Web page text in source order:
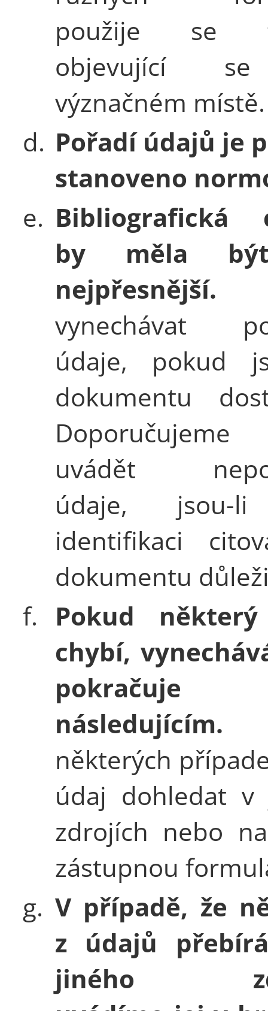
použije se
objevující
význačném místě.
d. Pořadí údajů je
stanoveno
e. Bibliografická
by měla
vynechávat
údaje, pokud
dokumentu
uvádět
údaje, jsou-
identifikaci
dokumentu
f.
Pokud
chybí,
některých
údaj dohledat v
zdrojích nebo
zástupnou
g. V případě, že
z údajů
jiného